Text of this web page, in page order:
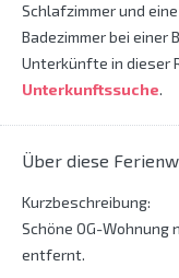
Schlafzimmer und
Badezimmer bei einer
Unterkünfte in dieser
Unterkunftssuche.
Über diese
Kurzbeschreibung:
Schöne OG-Wohnung
entfernt.